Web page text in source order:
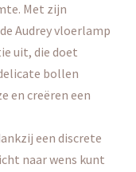
Met zijn
Audrey vloerlamp
uit, die doet
bollen
en creëren een
een discrete
naar wens kunt